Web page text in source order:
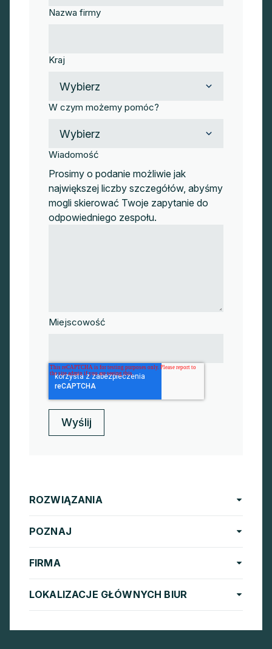
Nazwa firmy
Kraj
W czym możemy pomóc?
Wiadomość
Prosimy o podanie możliwie jak
największej liczby szczegółów, abyśmy
mogli skierować Twoje zapytanie do
odpowiedniego zespołu.
Miejscowość
ROZWIĄZANIA
POZNAJ
FIRMA
LOKALIZACJE GŁÓWNYCH BIUR